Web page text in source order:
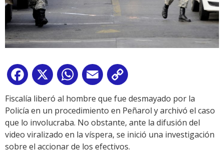
Facebook
X WhatsApp
Email
Link
Fiscalía liberó al hombre que fue desmayado por la
Policía en un procedimiento en Peñarol y archivó el caso
que lo involucraba. No obstante, ante la difusión del
video viralizado en la víspera, se inició una investigación
sobre el accionar de los efectivos.